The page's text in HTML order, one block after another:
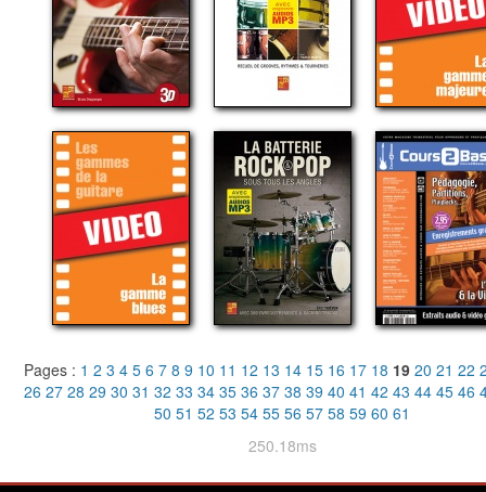
Pages : 1 2 3 4 5 6 7 8 9 10 11 12 13 14 15 16 17 18 19 20 21 22
26 27 28 29 30 31 32 33 34 35 36 37 38 39 40 41 42 43 44 45 46
50 51 52 53 54 55 56 57 58 59 60 61
250.18ms